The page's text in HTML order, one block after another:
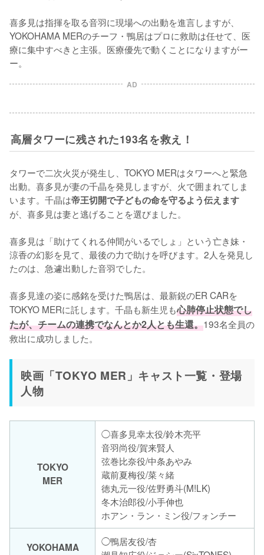
喜多見は指揮を取る音羽に現場への出動を進言しますが、
YOKOHAMA MERのチーフ・鴨居はプロに救助は任せて、医
療に集中すべきと主張。医療優先で動くことになりますがー
ー。
AD
高層タワーに残された193名を救え！
タワーで二次火災が発生し、TOKYO MERはタワーへと緊急
出動。喜多見が妻の千晶を発見しますが、火で囲まれてしま
います。千晶は帝王切開で子どもの命を守るよう伝えます
が、喜多見は妻と逃げることを選びました。
喜多見は「助けてくれる仲間がいるでしょ」という亡き妹・
涼香の幻影を見て、最後の力で助けを呼びます。2人を発見し
たのは、急遽出動した音羽でした。
喜多見達の姿に感銘を受けた鴨居は、最新鋭のER CARを
TOKYO MERに託します。千晶も新生児も心肺停止状態でし
たが、チームの連携でなんとか2人とも生還。193名全員の
救出に成功しました。
映画「TOKYO MER」キャスト一覧・登場
人物
TOKYO
MER
◯喜多見幸太役/鈴木亮平
音羽尚役/賀来賢人
弦巻比奈役/中条あやみ
蔵前夏梅役/菜々緒
徳丸元一役/佐野勇斗(M!LK)
冬木治郎役/小手伸也
ホアン・ラン・ミン役/フォンチー
YOKOHAMA
◯鴨居友役/杏